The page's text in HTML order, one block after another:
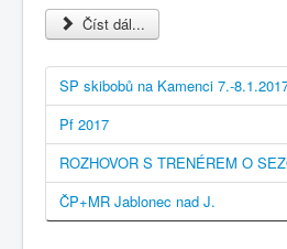
Číst dál...
SP skibobů na Kamenci 7.-
Pf 2017
ROZHOVOR S TRENÉREM O
ČP+MR Jablonec nad J.